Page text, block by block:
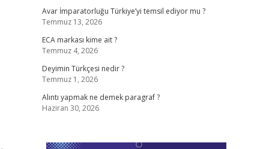
Avar İmparatorluğu Türkiye’yi temsil ediyor mu ?
Temmuz 13, 2026
ECA markası kime ait ?
Temmuz 4, 2026
Deyimin Türkçesi nedir ?
Temmuz 1, 2026
Alıntı yapmak ne demek paragraf ?
Haziran 30, 2026